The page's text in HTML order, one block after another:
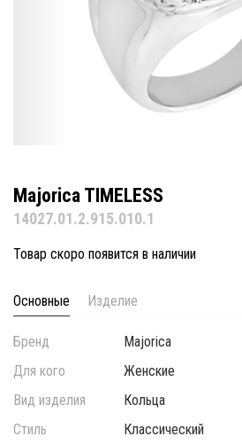
Majorica TIMELESS
14027.01.2.915.010.1
Товар скоро появится в наличии
Основные Изделие
Бренд
Majorica
Для кого
Женские
Вид изделия
Кольца
Стиль
Классический